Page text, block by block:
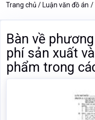
Trang chủ Luận văn đồ án
Bàn về
phí sản xuất
phẩm trong